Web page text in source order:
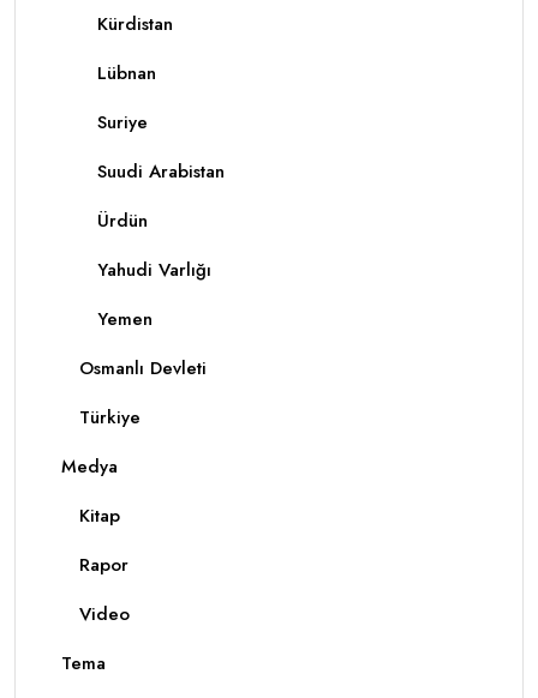
Kürdistan
Lübnan
Suriye
Suudi Arabistan
Ürdün
Yahudi Varlığı
Yemen
Osmanlı Devleti
Türkiye
Medya
Kitap
Rapor
Video
Tema